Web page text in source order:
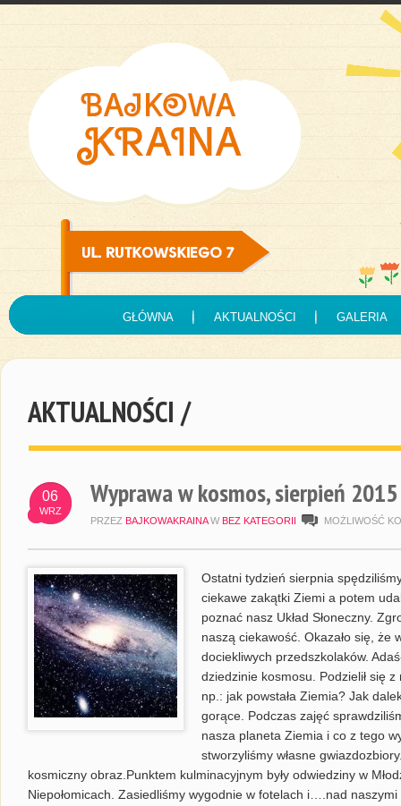
GŁÓWNA AKTUALNOŚCI GALERIA
AKTUALNOŚCI /
06
WRZ
Wyprawa w kosmos, sierpień 2015
PRZEZ BAJKOWAKRAINA W BEZ KATEGORII MOŻLIWOŚĆ
Ostatni tydzień sierpnia
ciekawe zakątki Ziemi a potem
poznać nasz Układ Słoneczny.
naszą ciekawość. Okazało się, że
dociekliwych przedszkolaków.
dziedzinie kosmosu. Podzielił się
np.: jak powstała Ziemia? Jak
gorące. Podczas zajęć
nasza planeta Ziemia i co z tego
stworzyliśmy własne
kosmiczny obraz.Punktem kulminacyjnym były odwiedziny w
Niepołomicach. Zasiedliśmy wygodnie w fotelach i….nad naszymi